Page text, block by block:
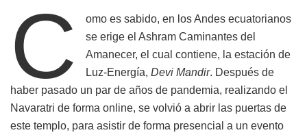
C
omo es sabido, en los Andes ecuatorianos
se erige el Ashram Caminantes del
Amanecer, el cual contiene, la estación de
Luz-Energía,Devi Mandir. Después de
haber pasado un par de años de pandemia, realizando el
Navaratri de forma online, se volvió a abrir las puertas de
este templo, para asistir de forma presencial a un evento